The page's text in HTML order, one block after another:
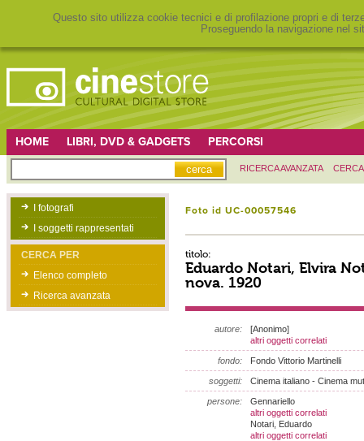
Questo sito utilizza cookie tecnici e di profilazione propri e di
Proseguendo la navigazione nel
HOME LIBRI, DVD & GADGETS PERCORSI
RICERCA AVANZATA
I fotografi
I soggetti rappresentati
CERCA PER
Elenco completo
Ricerca avanzata
Foto id UC-00057546
titolo:
Eduardo Notari, Elvira
nova. 1920
autore:
[Anonimo]
altri oggetti correlati
fondo: Fondo Vittorio Martinelli
soggetti: Cinema italiano - Cinema
persone:
Gennariello
altri oggetti correlati
Notari, Eduardo
altri oggetti correlati